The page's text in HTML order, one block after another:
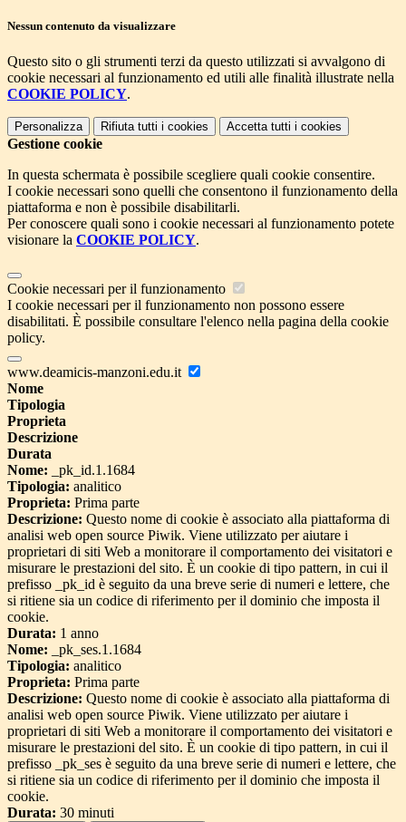
Nessun contenuto da visualizzare
Questo sito o gli strumenti terzi da questo utilizzati si avvalgono di
cookie necessari al funzionamento ed utili alle finalità illustrate nella
COOKIE POLICY.
Personalizza Rifiuta tutti i cookies Accetta tutti i cookies
Gestione cookie
In questa schermata è possibile scegliere quali cookie consentire.
I cookie necessari sono quelli che consentono il funzionamento della
piattaforma e non è possibile disabilitarli.
Per conoscere quali sono i cookie necessari al funzionamento potete
visionare la COOKIE POLICY.
Cookie necessari per il funzionamento
I cookie necessari per il funzionamento non possono essere
disabilitati. È possibile consultare l'elenco nella pagina della cookie
policy.
www.deamicis-manzoni.edu.it
Nome
Tipologia
Proprieta
Descrizione
Durata
Nome: _pk_id.1.1684
Tipologia: analitico
Proprieta: Prima parte
Descrizione: Questo nome di cookie è associato alla piattaforma di
analisi web open source Piwik. Viene utilizzato per aiutare i
proprietari di siti Web a monitorare il comportamento dei visitatori e
misurare le prestazioni del sito. È un cookie di tipo pattern, in cui il
prefisso _pk_id è seguito da una breve serie di numeri e lettere, che
si ritiene sia un codice di riferimento per il dominio che imposta il
cookie.
Durata: 1 anno
Nome: _pk_ses.1.1684
Tipologia: analitico
Proprieta: Prima parte
Descrizione: Questo nome di cookie è associato alla piattaforma di
analisi web open source Piwik. Viene utilizzato per aiutare i
proprietari di siti Web a monitorare il comportamento dei visitatori e
misurare le prestazioni del sito. È un cookie di tipo pattern, in cui il
prefisso _pk_ses è seguito da una breve serie di numeri e lettere, che
si ritiene sia un codice di riferimento per il dominio che imposta il
cookie.
Durata: 30 minuti